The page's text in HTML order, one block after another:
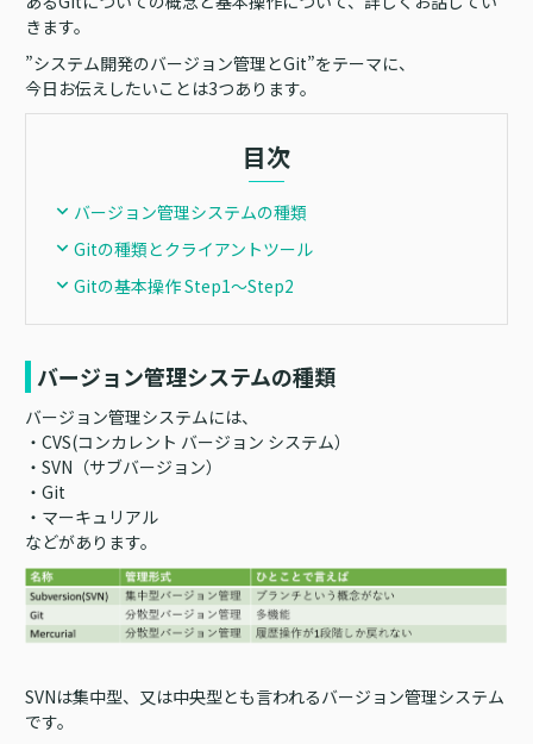
きます。
”システム開発のバージョン管理とGit”をテーマに、
今日お伝えしたいことは3つあります。
目次
バージョン管理システムの種類
Gitの種類とクライアントツール
Gitの基本操作 Step1～Step2
バージョン管理システムの種類
バージョン管理システムには、
・CVS(コンカレント バージョン システム）
・SVN（サブバージョン）
・Git
・マーキュリアル
などがあります。
SVNは集中型、又は中央型とも言われるバージョン管理システム
です。